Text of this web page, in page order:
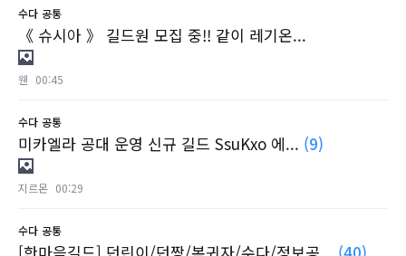
수다 공통
《 슈시아 》 길드원 모집 중!! 같이 레기온...
웬 00:45
수다 공통
미카엘라 공대 운영 신규 길드 SsuKxo 에... (9)
지르몬 00:29
수다 공통